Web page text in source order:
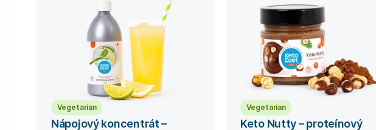
Vegetarian
Nápojový koncentrát –
Vegetarian
Keto Nutty – proteínový